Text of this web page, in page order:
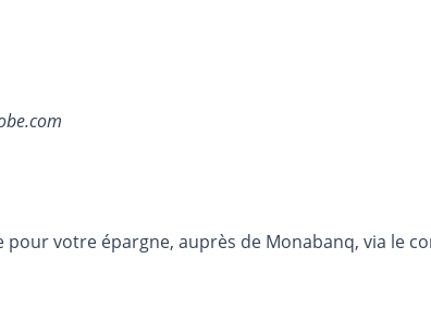
votre épargne, auprès de Monabanq, via le